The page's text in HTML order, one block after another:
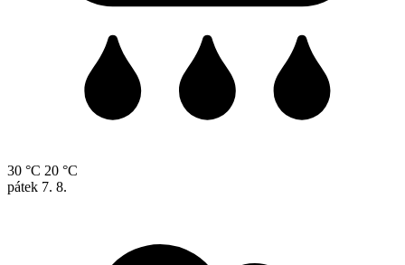
30 °C 20 °C
pátek 7. 8.